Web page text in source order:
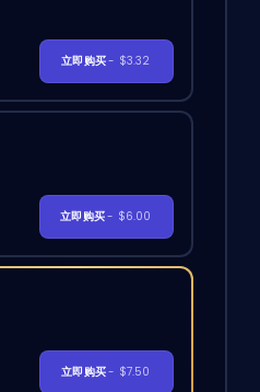
立即购买- $3.32
立即购买- $6.00
立即购买- $7.50